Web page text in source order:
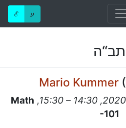
ℰ ע
תב“ה
Mario Kummer(
,
Math
-101